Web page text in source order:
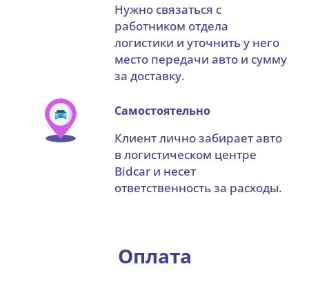
Нужно связаться с
работником отдела
логистики и уточнить у него
место передачи авто и сумму
за доставку.
Самостоятельно
Клиент лично забирает авто
в логистическом центре
Bidcar и несет
ответственность за расходы.
Оплата